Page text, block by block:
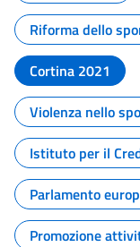
Riforma dello
Cortina 2021
Violenza nello
Istituto per il
Parlamento
Promozione